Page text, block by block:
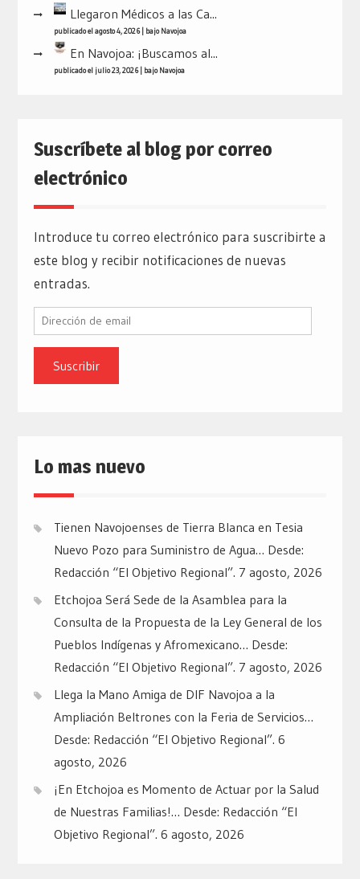
Llegaron Médicos a las Ca...
publicado el agosto 4, 2026| bajoNavojoa
En Navojoa: ¡Buscamos al...
publicado el julio 23, 2026| bajoNavojoa
Suscríbete al blog por correo
electrónico
Introduce tu correo electrónico para suscribirte a
este blog y recibir notificaciones de nuevas
entradas.
Dirección
email
Lo mas nuevo
Tienen Navojoenses de Tierra Blanca en Tesia
Nuevo Pozo para Suministro de Agua… Desde:
Redacción “El Objetivo Regional”. 7 agosto, 2026
Etchojoa Será Sede de la Asamblea para la
Consulta de la Propuesta de la Ley General de los
Pueblos Indígenas y Afromexicano… Desde:
Redacción “El Objetivo Regional”. 7 agosto, 2026
Llega la Mano Amiga de DIF Navojoa a la
Ampliación Beltrones con la Feria de Servicios…
Desde: Redacción “El Objetivo Regional”. 6
agosto, 2026
¡En Etchojoa es Momento de Actuar por la Salud
de Nuestras Familias!… Desde: Redacción “El
Objetivo Regional”. 6 agosto, 2026